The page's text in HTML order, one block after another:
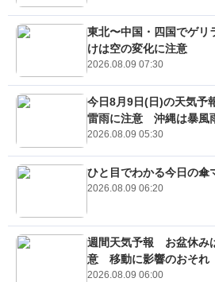
東北〜中国・四国でゲ
けは空の変化に注意
2026.08.09 07:30
今日8月9日(日)の天気
雷雨に注意 沖縄は暴風
2026.08.09 05:30
ひと目でわかる今日の
2026.08.09 06:20
週間天気予報 お盆休み
意 移動に影響のおそれ
2026.08.09 06:00